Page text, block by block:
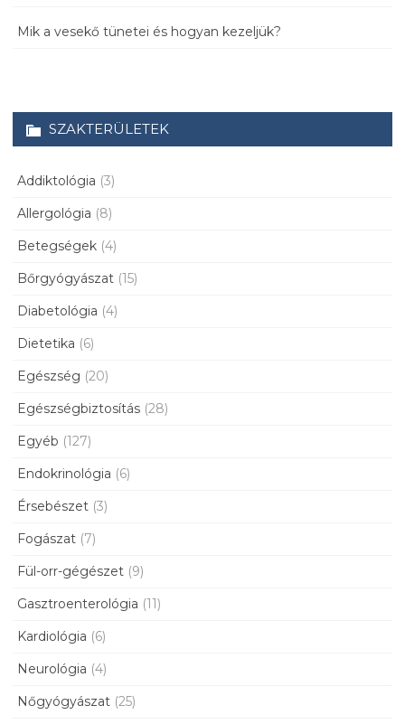
Mik a vesekő tünetei és hogyan kezeljük?
SZAKTERÜLETEK
Addiktológia (3)
Allergológia (8)
Betegségek (4)
Bőrgyógyászat (15)
Diabetológia (4)
Dietetika (6)
Egészség (20)
Egészségbiztosítás (28)
Egyéb (127)
Endokrinológia (6)
Érsebészet (3)
Fogászat (7)
Fül-orr-gégészet (9)
Gasztroenterológia (11)
Kardiológia (6)
Neurológia (4)
Nőgyógyászat (25)